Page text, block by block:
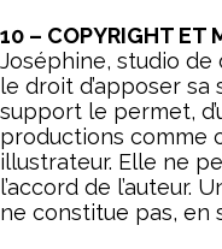
10 – COPYRIGHT ET
Joséphine, studio de
le droit d’apposer
support le permet,
productions comme
illustrateur. Elle ne
l’accord de l’auteur.
ne constitue pas, en